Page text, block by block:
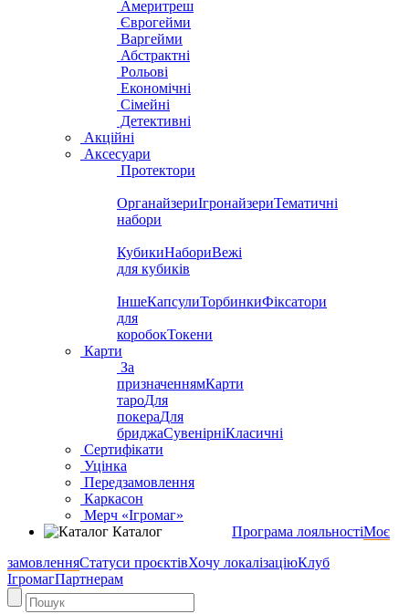
Америтреш
Єврогейми
Варгейми
Абстрактні
Рольові
Економічні
Сімейні
Детективні
Акційні
Аксесуари
Протектори
ОрганайзериІгронайзериТематичні
набори
КубикиНабориВежі
для кубиків
ІншеКапсулиТорбинкиФіксатори
для
коробокТокени
Карти
За
призначеннямКарти
тароДля
покераДля
бриджаСувенірніКласичні
Сертифікати
Уцінка
Передзамовлення
Каркасон
Мерч «Ігромаг»
Каталог
Програма лояльностіМоє
замовленняСтатуси проєктівХочу локалізаціюКлуб
ІгромагПартнерам